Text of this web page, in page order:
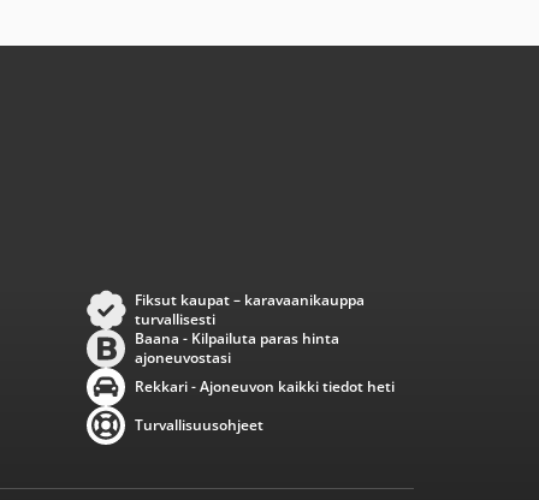
Fiksut kaupat – karavaanikauppa
turvallisesti
Baana - Kilpailuta paras hinta
ajoneuvostasi
Rekkari - Ajoneuvon kaikki tiedot heti
Turvallisuusohjeet